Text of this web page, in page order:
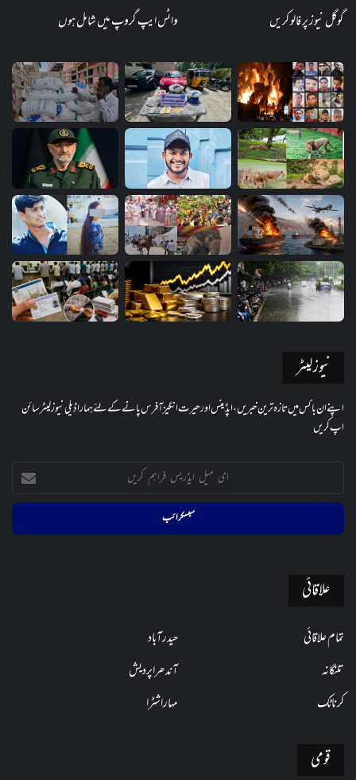
گوگل نیوز پر فالو کریں
واٹس ایپ گروپ میں شامل ہوں
نیوز لیٹر
اپنے ان باکس میں تازہ ترین خبریں، اپڈیٹس اور حیرت انگیز آفرس پانے کے لئے ہمارا ڈیلی نیوز لیٹر سائن
اپ کریں
ایڈریس
کریں
علاقائی
تمام علاقائی
حیدرآباد
تلنگانہ
آندھراپردیش
کرناٹک
مہاراشٹرا
قومی